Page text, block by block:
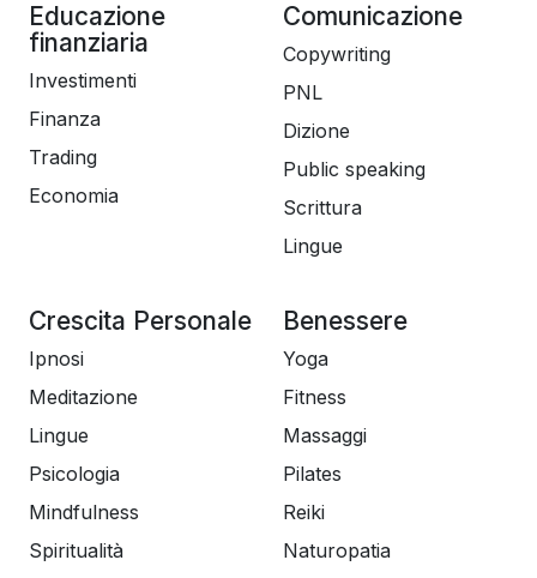
Educazione
finanziaria
Investimenti
Finanza
Trading
Economia
Comunicazione
Copywriting
PNL
Dizione
Public speaking
Scrittura
Lingue
Crescita Personale
Ipnosi
Meditazione
Lingue
Psicologia
Mindfulness
Spiritualità
Benessere
Yoga
Fitness
Massaggi
Pilates
Reiki
Naturopatia